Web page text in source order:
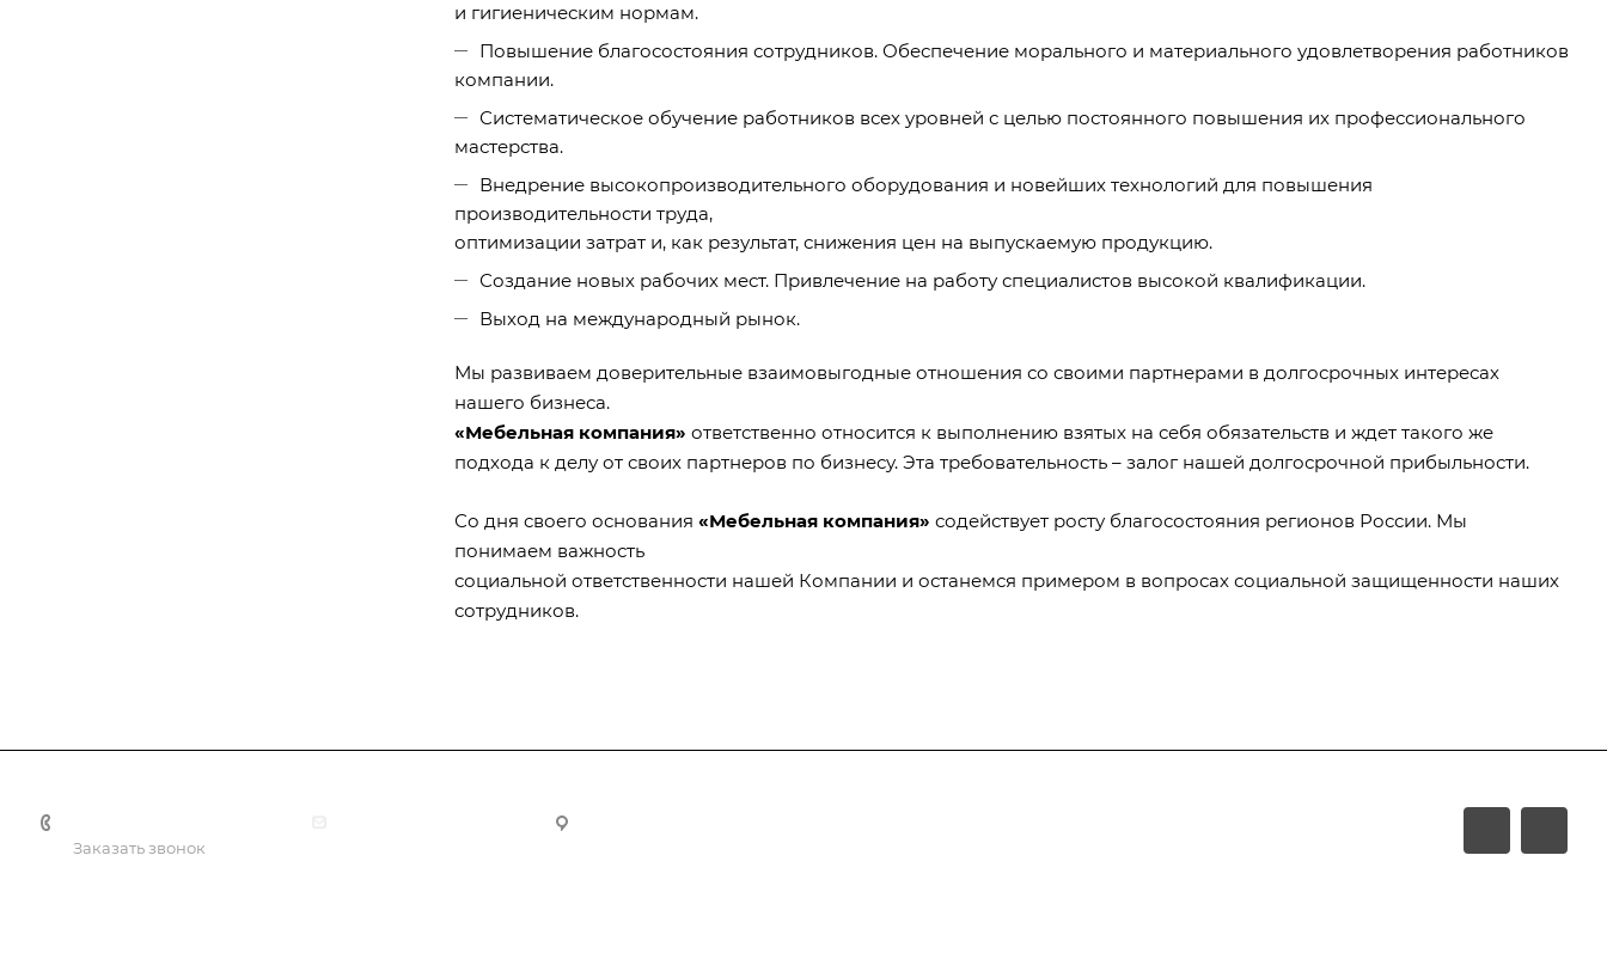
и гигиеническим нормам.
Повышение благосостояния сотрудников. Обеспечение морального и материального удовлетворения работников
компании.
Систематическое обучение работников всех уровней с целью постоянного повышения их профессионального
мастерства.
Внедрение высокопроизводительного оборудования и новейших технологий для повышения
производительности труда,
оптимизации затрат и, как результат, снижения цен на выпускаемую продукцию.
Создание новых рабочих мест. Привлечение на работу специалистов высокой квалификации.
Выход на международный рынок.
Мы развиваем доверительные взаимовыгодные отношения со своими партнерами в долгосрочных интересах
нашего бизнеса.
«Мебельная компания» ответственно относится к выполнению взятых на себя обязательств и ждет такого же
подхода к делу от своих партнеров по бизнесу. Эта требовательность – залог нашей долгосрочной прибыльности.
Со дня своего основания «Мебельная компания» содействует росту благосостояния регионов России. Мы
понимаем важность
социальной ответственности нашей Компании и останемся примером в вопросах социальной защищенности наших
сотрудников.
Заказать звонок